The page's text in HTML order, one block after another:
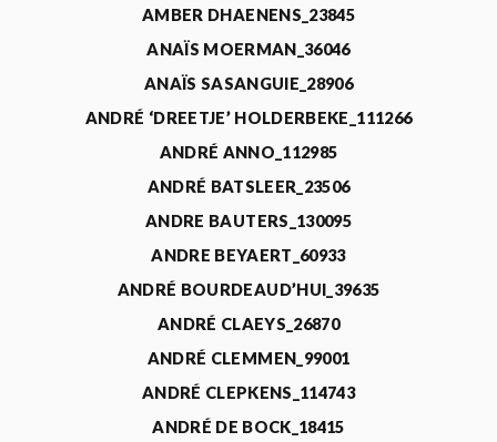
AMBER DHAENENS_23845
ANAÏS MOERMAN_36046
ANAÏS SASANGUIE_28906
ANDRÉ ‘DREETJE’ HOLDERBEKE_111266
ANDRÉ ANNO_112985
ANDRÉ BATSLEER_23506
ANDRE BAUTERS_130095
ANDRE BEYAERT_60933
ANDRÉ BOURDEAUD’HUI_39635
ANDRÉ CLAEYS_26870
ANDRÉ CLEMMEN_99001
ANDRÉ CLEPKENS_114743
ANDRÉ DE BOCK_18415